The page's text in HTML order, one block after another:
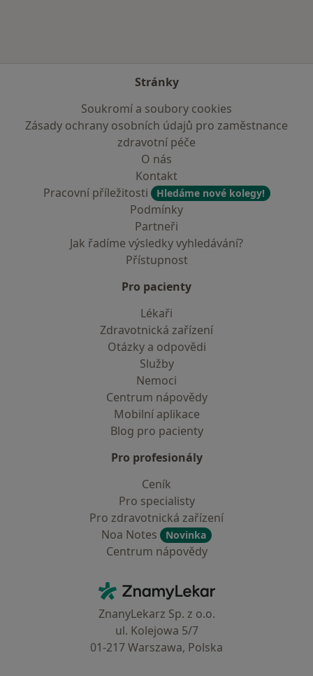
Stránky
Soukromí a soubory cookies
Zásady ochrany osobních údajů pro zaměstnance
zdravotní péče
O nás
Kontakt
Pracovní příležitosti
Hledáme nové kolegy!
Podmínky
Partneři
Jak řadíme výsledky vyhledávání?
Přístupnost
Pro pacienty
Lékaři
Zdravotnická zařízení
Otázky a odpovědi
Služby
Nemoci
Centrum nápovědy
Mobilní aplikace
Blog pro pacienty
Pro profesionály
Ceník
Pro specialisty
Pro zdravotnická zařízení
Noa Notes
Novinka
Centrum nápovědy
ZnamyLekar - Hlavní stránka
ZnanyLekarz Sp. z o.o.
ul. Kolejowa 5/7
01-217 Warszawa, Polska